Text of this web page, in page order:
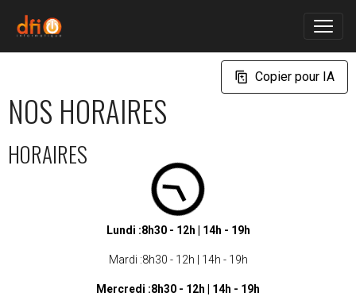
Copier pour IA
NOS HORAIRES
HORAIRES
Lundi :8h30 - 12h | 14h - 19h
Mardi :8h30 - 12h | 14h - 19h
Mercredi :8h30 - 12h | 14h - 19h